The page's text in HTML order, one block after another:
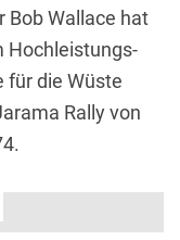
Wallace hat
Hochleistungs-
für die Wüste
Rally von